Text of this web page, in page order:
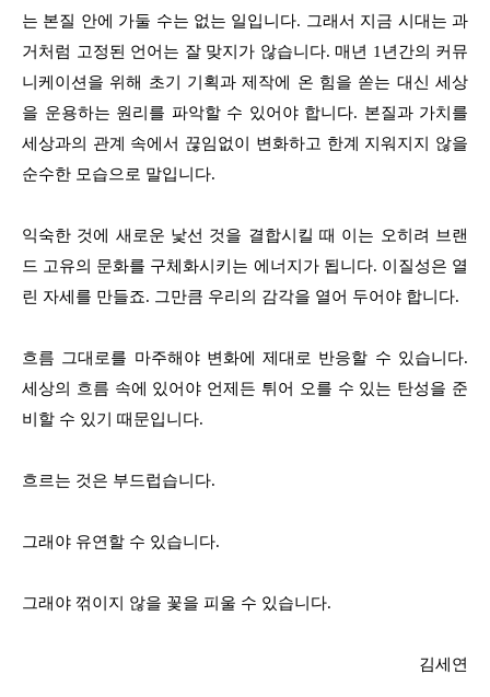
는 본질 안에 가둘 수는 없는 일입니다. 그래서 지금 시대는 과
거처럼 고정된 언어는 잘 맞지가 않습니다. 매년 1년간의 커뮤
니케이션을 위해 초기 기획과 제작에 온 힘을 쏟는 대신 세상
을 운용하는 원리를 파악할 수 있어야 합니다. 본질과 가치를
세상과의 관계 속에서 끊임없이 변화하고 한계 지워지지 않을
순수한 모습으로 말입니다.
익숙한 것에 새로운 낯선 것을 결합시킬 때 이는 오히려 브랜
드 고유의 문화를 구체화시키는 에너지가 됩니다. 이질성은 열
린 자세를 만들죠. 그만큼 우리의 감각을 열어 두어야 합니다.
흐름 그대로를 마주해야 변화에 제대로 반응할 수 있습니다.
세상의 흐름 속에 있어야 언제든 튀어 오를 수 있는 탄성을 준
비할 수 있기 때문입니다.
흐르는 것은 부드럽습니다.
그래야 유연할 수 있습니다.
그래야 꺾이지 않을 꽃을 피울 수 있습니다.
김세연